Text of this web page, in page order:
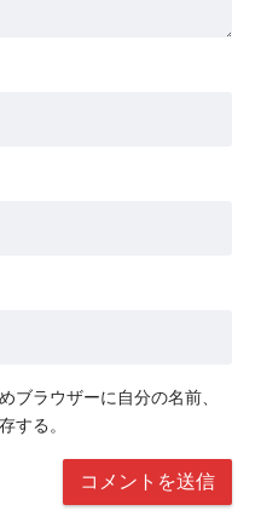
ブラウザーに自分の名前、
する。